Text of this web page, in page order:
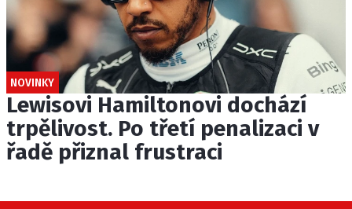
NOVINKY
Lewisovi Hamiltonovi dochází
trpělivost. Po třetí penalizaci v
řadě přiznal frustraci